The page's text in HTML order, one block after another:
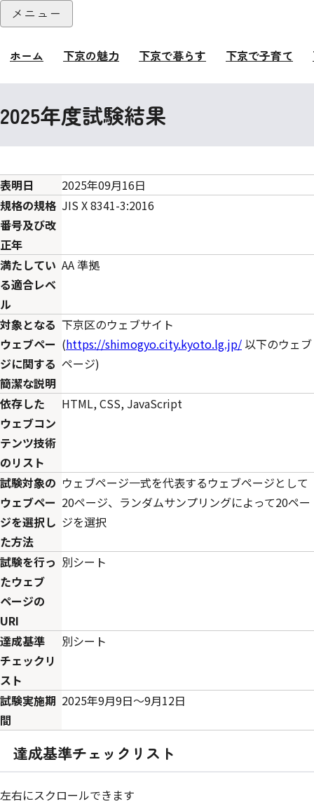
本文へ
メニュー
ホーム 下京の魅力 下京で暮らす 下京で子育て
2025年度試験結果
表明日
2025年09月16日
規格の規格
番号及び改
正年
JIS X 8341-3:2016
満たしてい
る適合レベ
ル
AA 準拠
対象となる
ウェブペー
ジに関する
簡潔な説明
下京区のウェブサイト
(https://shimogyo.city.kyoto.lg.jp/ 以下のウェブ
ページ)
依存した
ウェブコン
テンツ技術
のリスト
HTML, CSS, JavaScript
試験対象の
ウェブペー
ジを選択し
た方法
ウェブページ一式を代表するウェブページとして
20ページ、ランダムサンプリングによって20ペー
ジを選択
試験を行っ
たウェブ
ページの
URI
別シート
達成基準
チェックリ
スト
別シート
試験実施期
間
2025年9月9日〜9月12日
達成基準チェックリスト
左右にスクロールできます